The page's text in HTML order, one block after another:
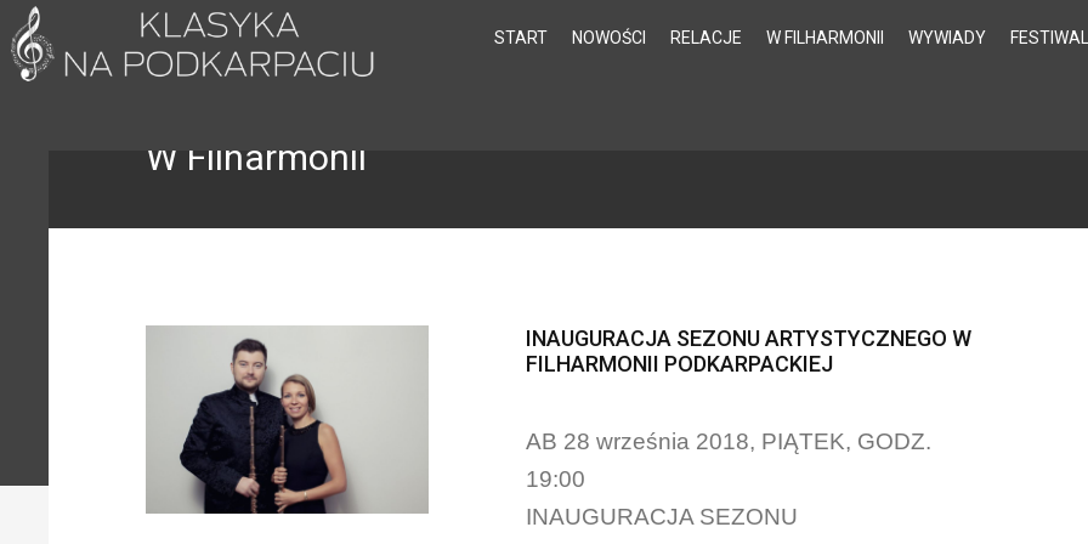
START NOWOŚCI RELACJE W FILHARMONII WYWIADY
W Filharmonii
INAUGURACJA SEZONU ARTYSTYCZNEGO W
FILHARMONII PODKARPACKIEJ
AB 28 września 2018, PIĄTEK, GODZ.
19:00
INAUGURACJA SEZONU